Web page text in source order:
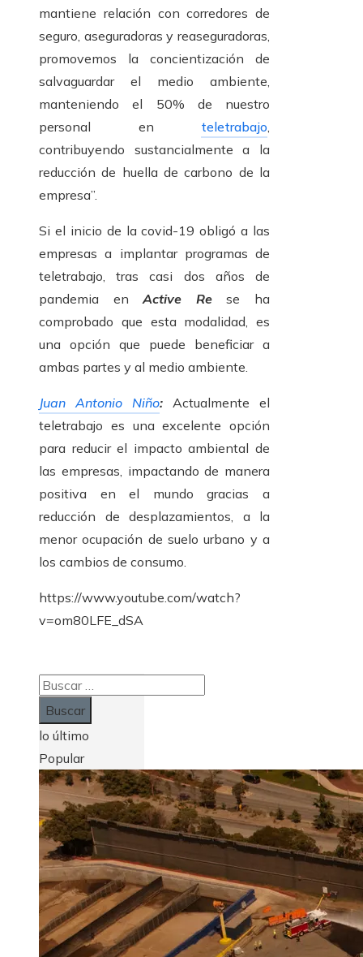
mantiene relación con corredores de
seguro, aseguradoras y reaseguradoras,
promovemos la concientización de
salvaguardar el medio ambiente,
manteniendo el 50% de nuestro
personal en teletrabajo,
contribuyendo sustancialmente a la
reducción de huella de carbono de la
empresa”.
Si el inicio de la covid-19 obligó a las
empresas a implantar programas de
teletrabajo, tras casi dos años de
pandemia enActive Rese ha
comprobado que esta modalidad, es
una opción que puede beneficiar a
ambas partes y al medio ambiente.
Juan Antonio Niño:
Actualmente el
teletrabajo es una excelente opción
para reducir el impacto ambiental de
las empresas, impactando de manera
positiva en el mundo gracias a
reducción de desplazamientos, a la
menor ocupación de suelo urbano y a
los cambios de consumo.
https://www.youtube.com/watch?
v=om80LFE_dSA
Buscar:
lo último
Popular